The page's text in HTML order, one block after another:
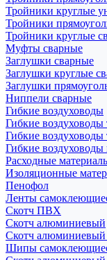
Тройники круглые
Тройники
Тройники круглые
Муфты сварные
Заглушки сварные
Заглушки круглые
Заглушки
Ниппели сварные
Гибкие воздуховоды
Гибкие воздуховоды
Гибкие
Гибкие
Расходные
Изоляционные
Пенофол
Ленты
Скотч ПВХ
Скотч алюминиевый
Скотч
Шипы